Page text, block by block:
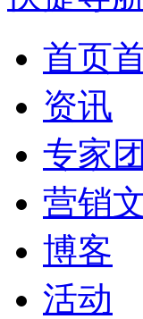
首页
资讯
专家团
营销
博客
活动